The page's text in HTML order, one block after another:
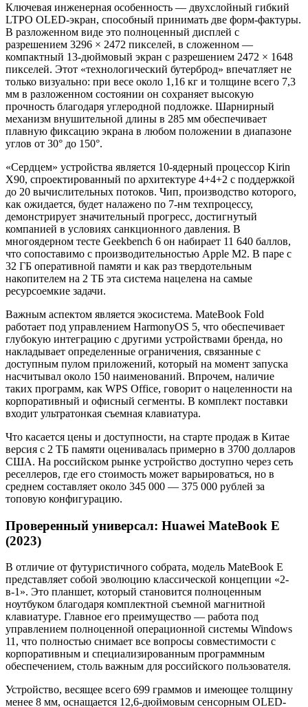
Ключевая инженерная особенность — двухслойный гибкий
LTPO OLED-экран, способный принимать две форм-фактуры.
В разложенном виде это полноценный дисплей с
разрешением 3296 × 2472 пикселей, в сложенном —
компактный 13-дюймовый экран с разрешением 2472 × 1648
пикселей. Этот «технологический бутерброд» впечатляет не
только визуально: при весе около 1,16 кг и толщине всего 7,3
мм в разложенном состоянии он сохраняет высокую
прочность благодаря углеродной подложке. Шарнирный
механизм внушительной длины в 285 мм обеспечивает
плавную фиксацию экрана в любом положении в диапазоне
углов от 30° до 150°.
«Сердцем» устройства является 10-ядерный процессор Kirin
X90, спроектированный по архитектуре 4+4+2 с поддержкой
до 20 вычислительных потоков. Чип, производство которого,
как ожидается, будет налажено по 7-нм техпроцессу,
демонстрирует значительный прогресс, достигнутый
компанией в условиях санкционного давления. В
многоядерном тесте Geekbench 6 он набирает 11 640 баллов,
что сопоставимо с производительностью Apple M2. В паре с
32 ГБ оперативной памяти и как раз твердотельным
накопителем на 2 ТБ эта система нацелена на самые
ресурсоемкие задачи.
Важным аспектом является экосистема. MateBook Fold
работает под управлением HarmonyOS 5, что обеспечивает
глубокую интеграцию с другими устройствами бренда, но
накладывает определенные ограничения, связанные с
доступным пулом приложений, который на момент запуска
насчитывал около 150 наименований. Впрочем, наличие
таких программ, как WPS Office, говорит о нацеленности на
корпоративный и офисный сегменты. В комплект поставки
входит ультратонкая съемная клавиатура.
Что касается цены и доступности, на старте продаж в Китае
версия с 2 ТБ памяти оценивалась примерно в 3700 долларов
США. На российском рынке устройство доступно через сеть
реселлеров, где его стоимость может варьироваться, но в
среднем составляет около 345 000 — 375 000 рублей за
топовую конфигурацию.
Проверенный универсал: Huawei MateBook E
(2023)
В отличие от футуристичного собрата, модель MateBook E
представляет собой эволюцию классической концепции «2-
в-1». Это планшет, который становится полноценным
ноутбуком благодаря комплектной съемной магнитной
клавиатуре. Главное его преимущество — работа под
управлением полноценной операционной системы Windows
11, что полностью снимает все вопросы совместимости с
корпоративным и специализированным программным
обеспечением, столь важным для российского пользователя.
Устройство, весящее всего 699 граммов и имеющее толщину
менее 8 мм, оснащается 12,6-дюймовым сенсорным OLED-